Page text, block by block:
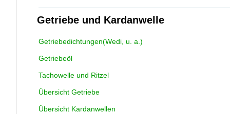
Getriebe und Kardanwelle
Getriebedichtungen(Wedi, u. a.)
Getriebeöl
Tachowelle und Ritzel
Übersicht Getriebe
Übersicht Kardanwellen